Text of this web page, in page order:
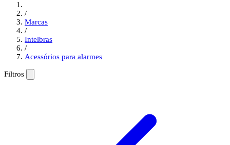
/
Marcas
/
Intelbras
/
Acessórios para alarmes
Filtros